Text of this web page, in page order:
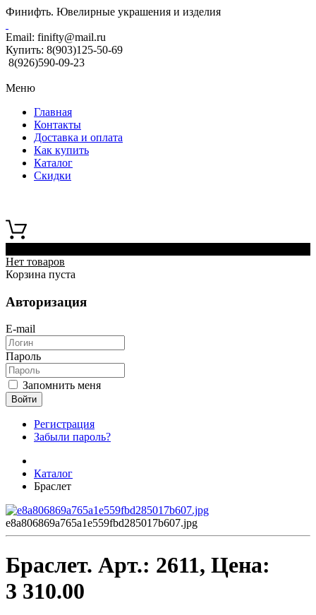
Финифть. Ювелирные украшения и изделия
Email: finifty@mail.ru
Купить: 8(903)125-50-69
8(926)590-09-23
Меню
Главная
Контакты
Доставка и оплата
Как купить
Каталог
Скидки
Нет товаров
Корзина пуста
Авторизация
E-mail
Пароль
Запомнить меня
Войти
Регистрация
Забыли пароль?
Каталог
Браслет
e8a806869a765a1e559fbd285017b607.jpg
Браслет. Арт.: 2611, Цена:
3 310.00